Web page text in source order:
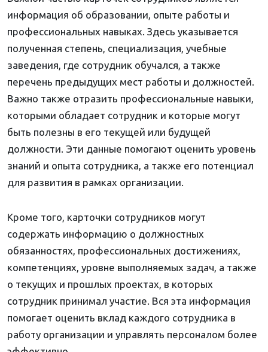
информация об образовании, опыте работы и
профессиональных навыках. Здесь указывается
полученная степень, специализация, учебные
заведения, где сотрудник обучался, а также
перечень предыдущих мест работы и должностей.
Важно также отразить профессиональные навыки,
которыми обладает сотрудник и которые могут
быть полезны в его текущей или будущей
должности. Эти данные помогают оценить уровень
знаний и опыта сотрудника, а также его потенциал
для развития в рамках организации.
Кроме того, карточки сотрудников могут
содержать информацию о должностных
обязанностях, профессиональных достижениях,
компетенциях, уровне выполняемых задач, а также
о текущих и прошлых проектах, в которых
сотрудник принимал участие. Вся эта информация
помогает оценить вклад каждого сотрудника в
работу организации и управлять персоналом более